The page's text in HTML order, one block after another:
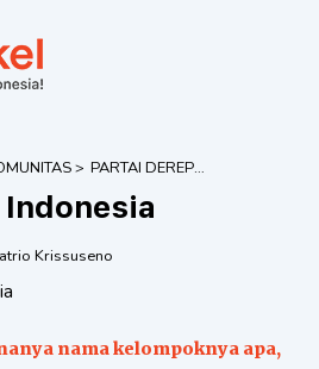
> PARTAI DEREP
INDONESIA
Krissuseno
nama kelompoknya apa,